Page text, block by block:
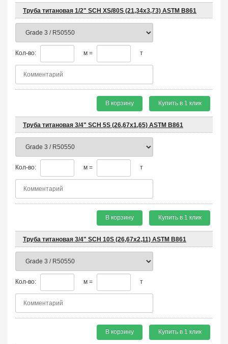
Труба титановая 1/2" SCH XS/80S (21,34x3,73) ASTM B861
Кол-во: м = т
В корзину Купить в 1 клик
Труба титановая 3/4" SCH 5S (26,67x1,65) ASTM B861
Кол-во: м = т
В корзину Купить в 1 клик
Труба титановая 3/4" SCH 10S (26,67x2,11) ASTM B861
Кол-во: м = т
В корзину Купить в 1 клик